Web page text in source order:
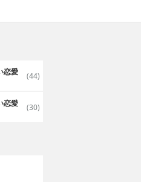
恋愛 (44)
恋愛 (30)